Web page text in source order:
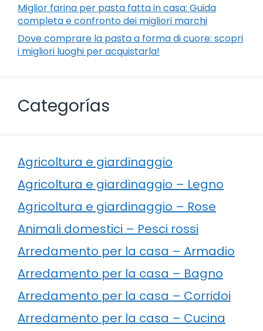
Miglior farina per pasta fatta in casa: Guida
completa e confronto dei migliori marchi
Dove comprare la pasta a forma di cuore: scopri
i migliori luoghi per acquistarla!
Categorías
Agricoltura e giardinaggio
Agricoltura e giardinaggio – Legno
Agricoltura e giardinaggio – Rose
Animali domestici – Pesci rossi
Arredamento per la casa – Armadio
Arredamento per la casa – Bagno
Arredamento per la casa – Corridoi
Arredamento per la casa – Cucina